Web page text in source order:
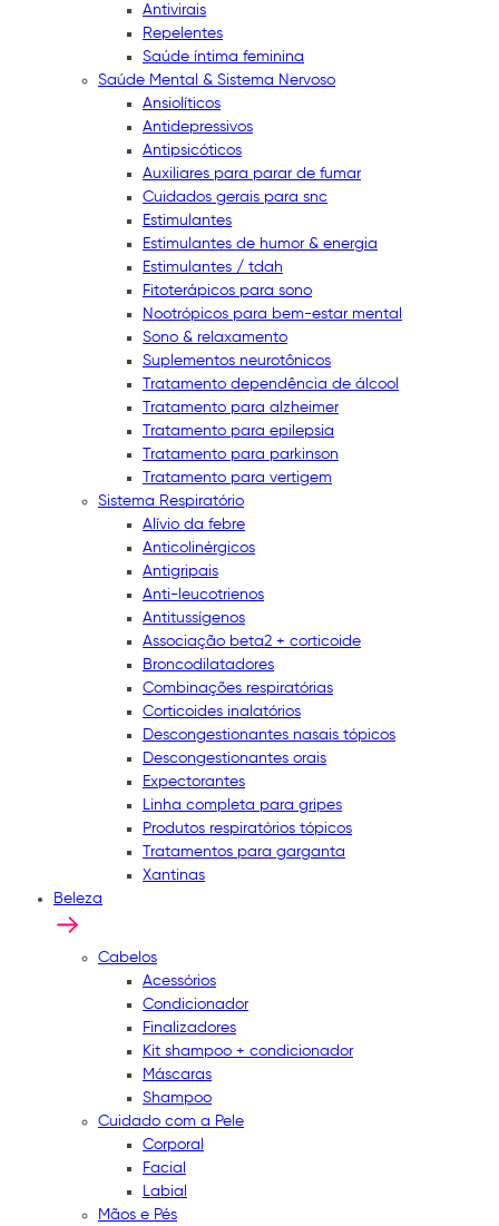
Antivirais
Repelentes
Saúde íntima feminina
Saúde Mental & Sistema Nervoso
Ansiolíticos
Antidepressivos
Antipsicóticos
Auxiliares para parar de fumar
Cuidados gerais para snc
Estimulantes
Estimulantes de humor & energia
Estimulantes / tdah
Fitoterápicos para sono
Nootrópicos para bem-estar mental
Sono & relaxamento
Suplementos neurotônicos
Tratamento dependência de álcool
Tratamento para alzheimer
Tratamento para epilepsia
Tratamento para parkinson
Tratamento para vertigem
Sistema Respiratório
Alívio da febre
Anticolinérgicos
Antigripais
Anti-leucotrienos
Antitussígenos
Associação beta2 + corticoide
Broncodilatadores
Combinações respiratórias
Corticoides inalatórios
Descongestionantes nasais tópicos
Descongestionantes orais
Expectorantes
Linha completa para gripes
Produtos respiratórios tópicos
Tratamentos para garganta
Xantinas
Beleza
Cabelos
Acessórios
Condicionador
Finalizadores
Kit shampoo + condicionador
Máscaras
Shampoo
Cuidado com a Pele
Corporal
Facial
Labial
Mãos e Pés